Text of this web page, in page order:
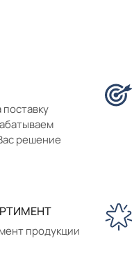
решение
продукции